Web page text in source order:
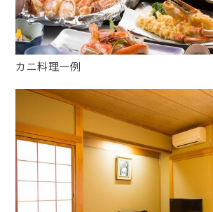
カニ料理一例